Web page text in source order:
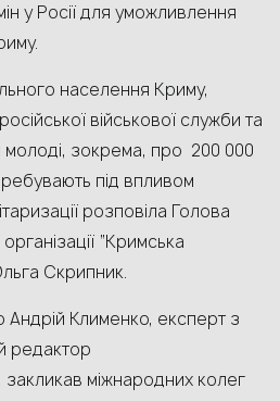
у Росії для уможливлення
населення Криму,
військової служби та
молоді, зокрема, про 200 000
під впливом
розповіла Голова
“Кримська
Скрипник.
Андрій Клименко, експерт з
редактор
міжнародних колег